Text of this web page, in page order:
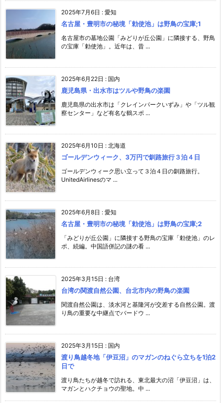
2025年7月6日 : 愛知
名古屋・豊明市の秘境「勅使池」は野鳥の宝庫;1
名古屋市の墓地公園「みどりが丘公園」に隣接する、野鳥
の宝庫「勅使池」。近年は、昔 ...
2025年6月22日 : 国内
鹿児島県・出水市はツルや野鳥の楽園
鹿児島県の出水市は「クレインパークいずみ」や「ツル観
察センター」など有名な鶴スポ ...
2025年6月10日 : 北海道
ゴールデンウィーク、3万円で釧路旅行３泊４日
ゴールデンウィーク思い立って３泊４日の釧路旅行。
UnitedAirlinesのマ ...
2025年6月8日 : 愛知
名古屋・豊明市の秘境「勅使池」は野鳥の宝庫;2
「みどりが丘公園」に隣接する野鳥の宝庫「勅使池」のレ
ポ、続編。中国語併記の謎の看 ...
2025年3月15日 : 台湾
台湾の関渡自然公園、台北市内の野鳥の楽園
関渡自然公園は、淡水河と基隆河が交差する自然公園。渡
り鳥の重要な中継点でバードウ ...
2025年3月15日 : 国内
渡り鳥越冬地「伊豆沼」のマガンのねぐら立ちを1泊2
日で
渡り鳥たちが越冬で訪れる、東北最大の沼「伊豆沼」は、
マガンとハクチョウの聖地。中 ...